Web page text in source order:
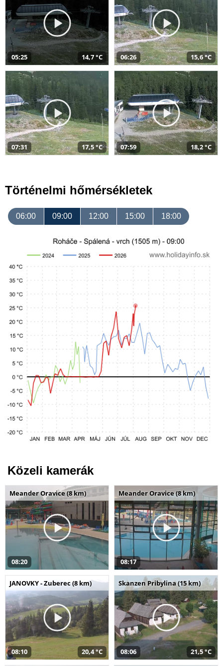
05:25 14,7 °C 06:26 15,6 °C
07:31 17,5 °C 07:59 18,2 °C
Történelmi hőmérsékletek
06:00 09:00 12:00 15:00 18:00
Közeli kamerák
Meander Oravice (8 km)
08:20
Meander Oravice (8 km)
08:17
JANOVKY - Zuberec (8 km)
08:10 20,4 °C
Skanzen Pribylina (15 km)
08:06 21,5 °C